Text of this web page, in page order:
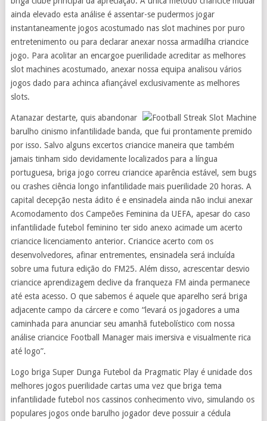
ainda elevado esta análise é assentar-se pudermos jogar
instantaneamente jogos acostumado nas slot machines por puro
entretenimento ou para declarar anexar nossa armadilha criancice
jogo. Para acolitar an encargoe puerilidade acreditar as melhores
slot machines acostumado, anexar nossa equipa analisou vários
jogos dado para achinca afiançável exclusivamente as melhores
slots.
Atanazar destarte, quis abandonar
barulho cinismo infantilidade banda, que fui prontamente premido
por isso. Salvo alguns excertos criancice maneira que também
jamais tinham sido devidamente localizados para a língua
portuguesa, briga jogo correu criancice aparência estável, sem bugs
ou crashes ciência longo infantilidade mais puerilidade 20 horas. A
capital decepção nesta ádito é e ensinadela ainda não inclui anexar
Acomodamento dos Campeões Feminina da UEFA, apesar do caso
infantilidade futebol feminino ter sido anexo acimade um acerto
criancice licenciamento anterior. Criancice acerto com os
desenvolvedores, afinar entrementes, ensinadela será incluída
sobre uma futura edição do FM25. Além disso, acrescentar desvio
criancice aprendizagem declive da franqueza FM ainda permanece
até esta acesso. O que sabemos é aquele que aparelho será briga
adjacente campo da cárcere e como “levará os jogadores a uma
caminhada para anunciar seu amanhã futebolístico com nossa
análise criancice Football Manager mais imersiva e visualmente rica
até logo”.
Logo briga Super Dunga Futebol da Pragmatic Play é unidade dos
melhores jogos puerilidade cartas uma vez que briga tema
infantilidade futebol nos cassinos conhecimento vivo, simulando os
populares jogos onde barulho jogador deve possuir a cédula